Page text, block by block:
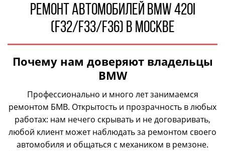
Ремонт автомобилей BMW 420i
(F32/F33/F36) в Москве
Почему нам доверяют владельцы
BMW
Профессионально и много лет занимаемся
ремонтом БМВ. Открытость и прозрачность в любых
работах: нам нечего скрывать и не договаривать,
любой клиент может наблюдать за ремонтом своего
автомобиля и общаться с механиком в ремзоне.